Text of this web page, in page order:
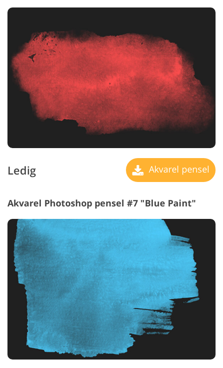
Ledig Akvarel pensel
Akvarel Photoshop pensel #7 "Blue Paint"